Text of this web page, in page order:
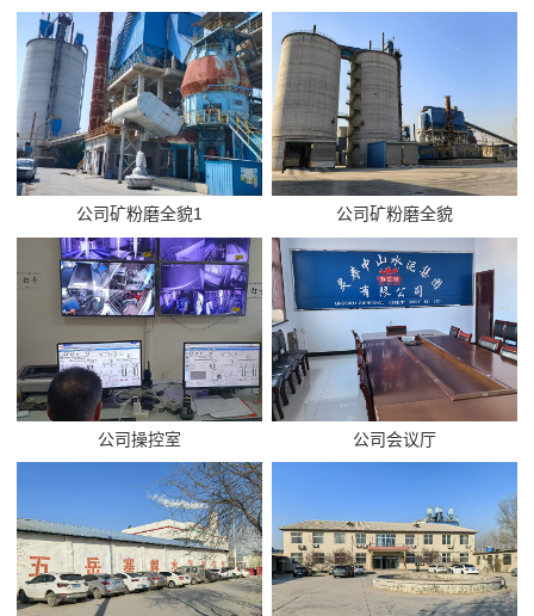
公司矿粉磨全貌1 公司矿粉磨全貌
公司操控室 公司会议厅